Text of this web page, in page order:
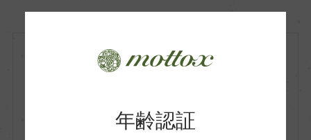
南アフリカ
MAN Vintners
マン・ヴィントナーズ
年齢認証